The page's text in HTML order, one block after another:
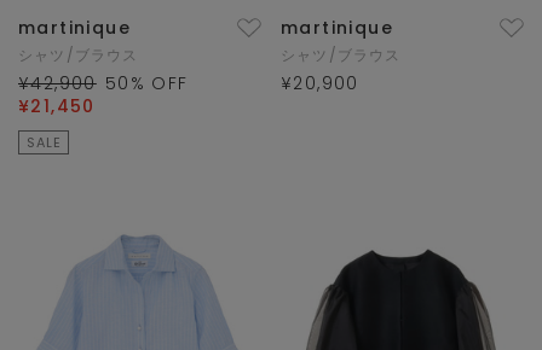
martinique
シャツ/ブラウス
¥42,900 50 % OFF
¥21,450
SALE
martinique
シャツ/ブラウス
¥20,900